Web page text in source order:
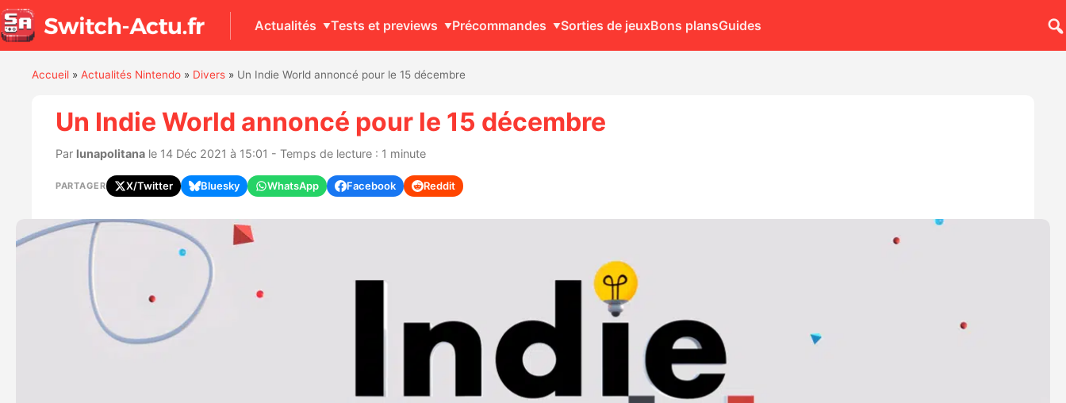
Actualités Tests et previews Précommandes Sorties de jeuxBons plansGuides
Accueil» Actualités Nintendo» Divers» Un Indie World annoncé pour le 15 décembre
Un Indie World annoncé pour le 15 décembre
Par lunapolitanale 14 Déc 2021 à 15:01 - Temps de lecture : 1 minute
PARTAGER X/Twitter Bluesky WhatsApp Facebook Reddit